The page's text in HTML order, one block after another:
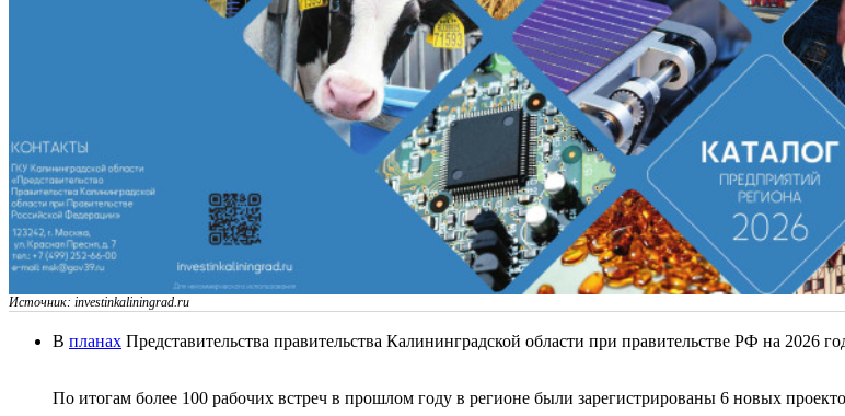
Источник: investinkaliningrad.ru
В планах Представительства правительства Калининградской области при правительстве РФ на 2026
По итогам более 100 рабочих встреч в прошлом году в регионе были зарегистрированы 6 новых